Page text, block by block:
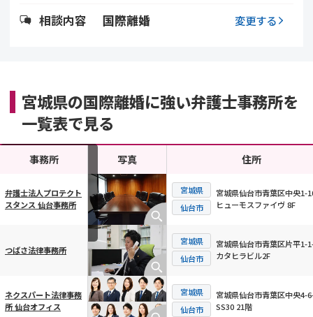
相談内容 国際離婚 変更する
宮城県の国際離婚に強い弁護士事務所を
一覧表で見る
横スクロール可能
事務所 写真 住所
弁護士法人プロテクト
スタンス 仙台事務所
宮城県
仙台市
宮城県仙台市青葉区中央1-
ヒューモスファイヴ 8F
つばさ法律事務所
宮城県
仙台市
宮城県仙台市青葉区片平1-
カタヒラビル2F
ネクスパート法律事務
所 仙台オフィス
宮城県
仙台市
宮城県仙台市青葉区中央4-
SS30 21階